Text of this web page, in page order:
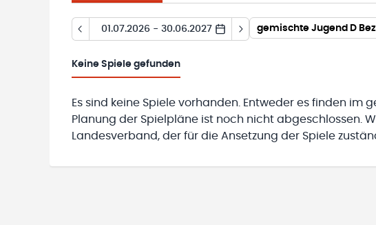
01.07.2026 - 30.06.2027 gemischte Jugend D
Keine Spiele gefunden
Es sind keine Spiele vorhanden. Entweder es finden im
Planung der Spielpläne ist noch nicht abgeschlossen.
Landesverband, der für die Ansetzung der Spiele